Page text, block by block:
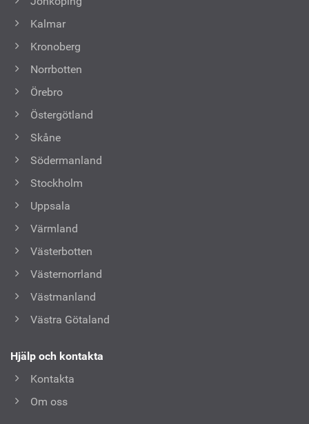
Kalmar
Kronoberg
Norrbotten
Örebro
Östergötland
Skåne
Södermanland
Stockholm
Uppsala
Värmland
Västerbotten
Västernorrland
Västmanland
Västra Götaland
Hjälp och kontakta
Kontakta
Om oss